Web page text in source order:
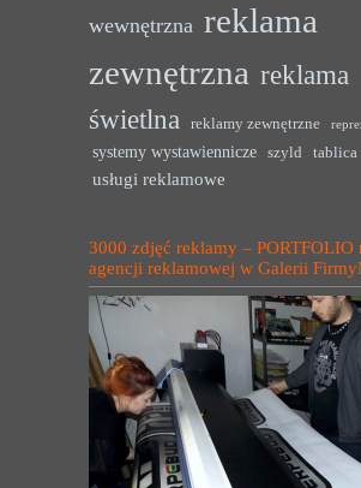
wewnętrzna reklama
zewnętrzna reklama
świetlna
reklamy zewnętrzne
systemy wystawiennicze szyld tablica
usługi reklamowe
3000 zdjęć reklamy – PORTFOLIO
agencji reklamowej w Galerii